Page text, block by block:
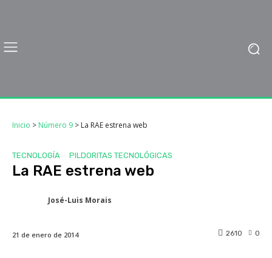
Inicio > Número 9 > La RAE estrena web
TECNOLOGÍA PILDORITAS TECNOLÓGICAS
La RAE estrena web
José-Luis Morais
21 de enero de 2014 0
2610